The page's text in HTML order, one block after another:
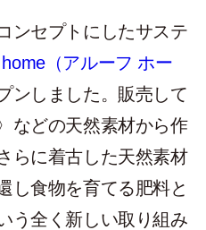
ンセプトにしたサステ
（アルーフ ホー
ンしました。販売して
などの天然素材から作
らに着古した天然素材
し食物を育てる肥料と
う全く新しい取り組み